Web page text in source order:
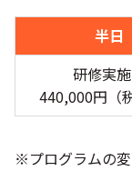
半日
研修実
440,000円（
※プログラムの